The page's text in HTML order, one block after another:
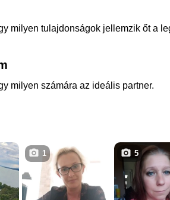
milyen tulajdonságok jellemzik őt a
milyen számára az ideális partner.
1 5